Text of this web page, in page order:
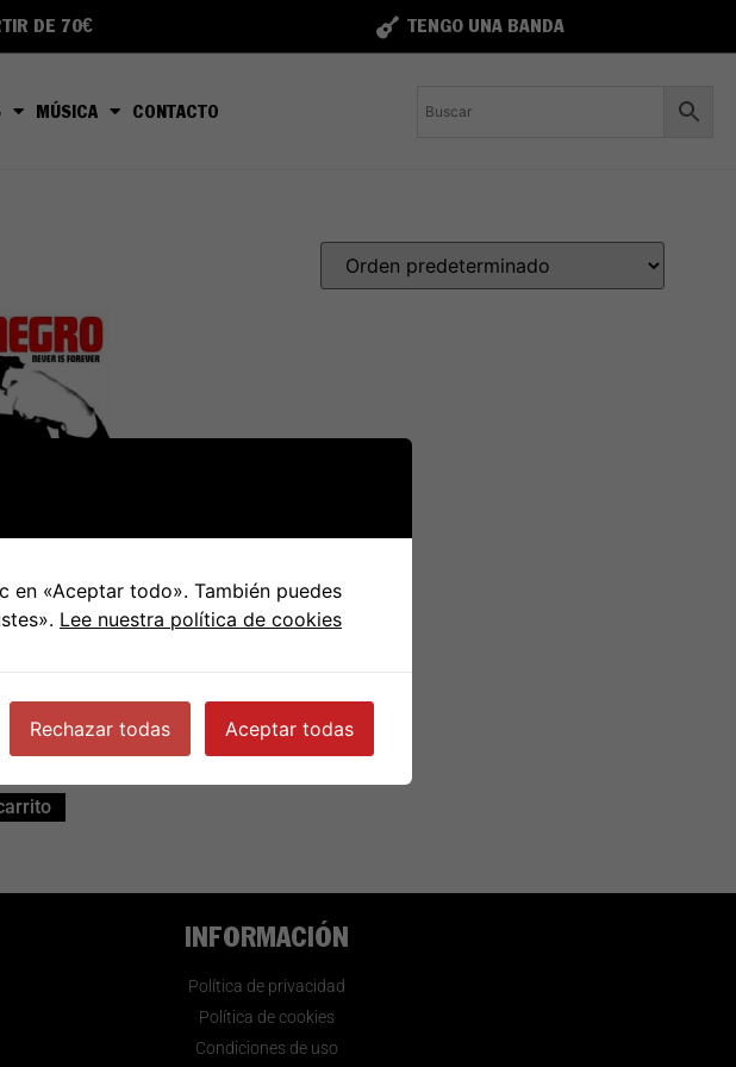
DE 70€ TENGO UNA BANDA
MÚSICA CONTACTO
– Never
INFORMACIÓN
Política de privacidad
Política de cookies
Condiciones de uso
en «Aceptar todo». También puedes
Lee nuestra política de cookies
Rechazar todas Aceptar todas